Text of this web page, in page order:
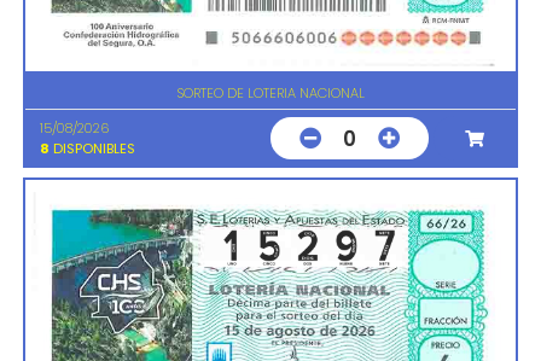
SORTEO DE LOTERIA NACIONAL
15/08/2026
8 DISPONIBLES 0